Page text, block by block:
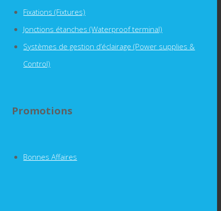
Fixations (Fixtures)
Jonctions étanches (Waterproof terminal)
Systèmes de gestion d’éclairage (Power supplies &
Control)
Promotions
Bonnes Affaires